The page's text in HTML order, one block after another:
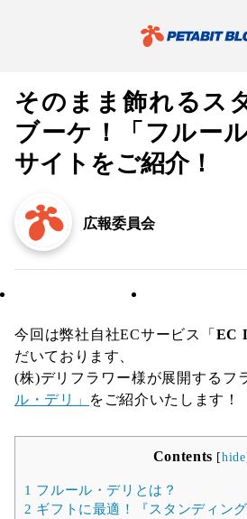
そのまま飾れるス
ブーケ！「フルー
サイトをご紹介！
広報委員会
お知らせ／リリース
今回は弊社自社ECサービス「 EC
だいております、
(株)デリフラワー様が展開するフ
ル・デリ」
をご紹介いたします！
Contents [hide
1 フルール・デリとは？
2 ギフトに最適！『スタンディング